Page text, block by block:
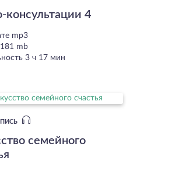
консультации 4
mp3
mb
3 ч 17 мин
семейного